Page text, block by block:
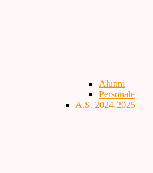
Alunni
Personale
A.S. 2024-2025